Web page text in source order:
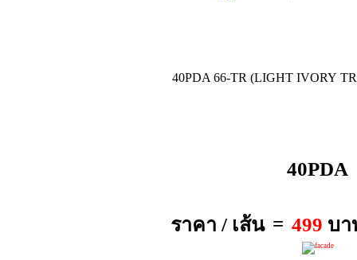
40PDA 66-TR (LIGHT IVORY
40PDA
ราคา / เส้น = 499 บ